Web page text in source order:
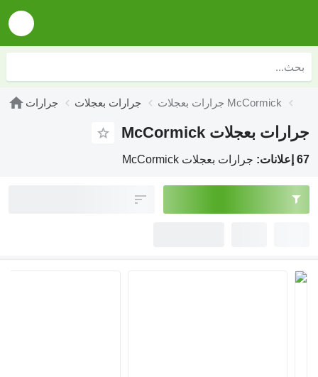
جرارات جرارات بعجلات جرارات بعجلات McCormick
جرارات بعجلات McCormick
67 إعلانات: جرارات بعجلات McCormick